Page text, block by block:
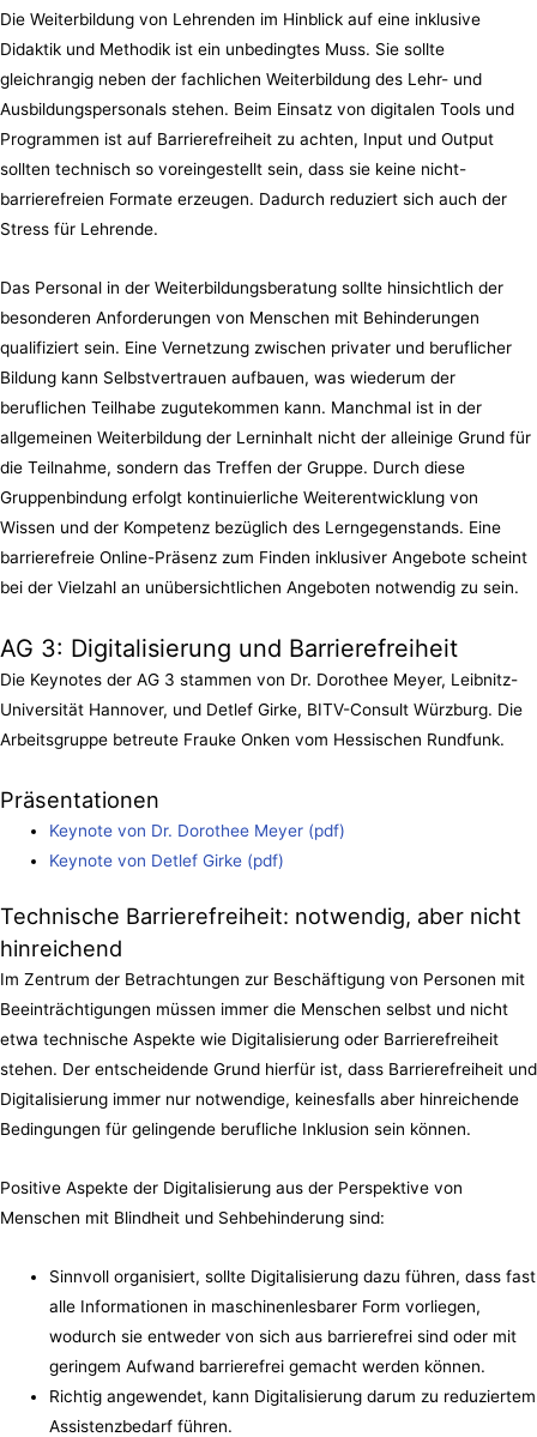
Die Weiterbildung von Lehrenden im Hinblick auf eine inklusive
Didaktik und Methodik ist ein unbedingtes Muss. Sie sollte
gleichrangig neben der fachlichen Weiterbildung des Lehr- und
Ausbildungspersonals stehen. Beim Einsatz von digitalen Tools und
Programmen ist auf Barrierefreiheit zu achten, Input und Output
sollten technisch so voreingestellt sein, dass sie keine nicht-
barrierefreien Formate erzeugen. Dadurch reduziert sich auch der
Stress für Lehrende.
Das Personal in der Weiterbildungsberatung sollte hinsichtlich der
besonderen Anforderungen von Menschen mit Behinderungen
qualifiziert sein. Eine Vernetzung zwischen privater und beruflicher
Bildung kann Selbstvertrauen aufbauen, was wiederum der
beruflichen Teilhabe zugutekommen kann. Manchmal ist in der
allgemeinen Weiterbildung der Lerninhalt nicht der alleinige Grund für
die Teilnahme, sondern das Treffen der Gruppe. Durch diese
Gruppenbindung erfolgt kontinuierliche Weiterentwicklung von
Wissen und der Kompetenz bezüglich des Lerngegenstands. Eine
barrierefreie Online-Präsenz zum Finden inklusiver Angebote scheint
bei der Vielzahl an unübersichtlichen Angeboten notwendig zu sein.
AG 3: Digitalisierung und Barrierefreiheit
Die Keynotes der AG 3 stammen von Dr. Dorothee Meyer, Leibnitz-
Universität Hannover, und Detlef Girke, BITV-Consult Würzburg. Die
Arbeitsgruppe betreute Frauke Onken vom Hessischen Rundfunk.
Präsentationen
Keynote von Dr. Dorothee Meyer (pdf)
Keynote von Detlef Girke (pdf)
Technische Barrierefreiheit: notwendig, aber nicht
hinreichend
Im Zentrum der Betrachtungen zur Beschäftigung von Personen mit
Beeinträchtigungen müssen immer die Menschen selbst und nicht
etwa technische Aspekte wie Digitalisierung oder Barrierefreiheit
stehen. Der entscheidende Grund hierfür ist, dass Barrierefreiheit und
Digitalisierung immer nur notwendige, keinesfalls aber hinreichende
Bedingungen für gelingende berufliche Inklusion sein können.
Positive Aspekte der Digitalisierung aus der Perspektive von
Menschen mit Blindheit und Sehbehinderung sind:
Sinnvoll organisiert, sollte Digitalisierung dazu führen, dass fast
alle Informationen in maschinenlesbarer Form vorliegen,
wodurch sie entweder von sich aus barrierefrei sind oder mit
geringem Aufwand barrierefrei gemacht werden können.
Richtig angewendet, kann Digitalisierung darum zu reduziertem
Assistenzbedarf führen.